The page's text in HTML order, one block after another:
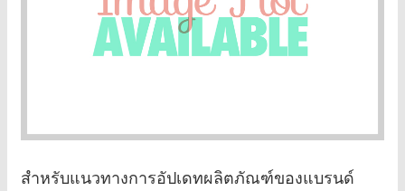
สำหรับแนวทางการอัปเดทผลิตภัณฑ์ของแบรนด์